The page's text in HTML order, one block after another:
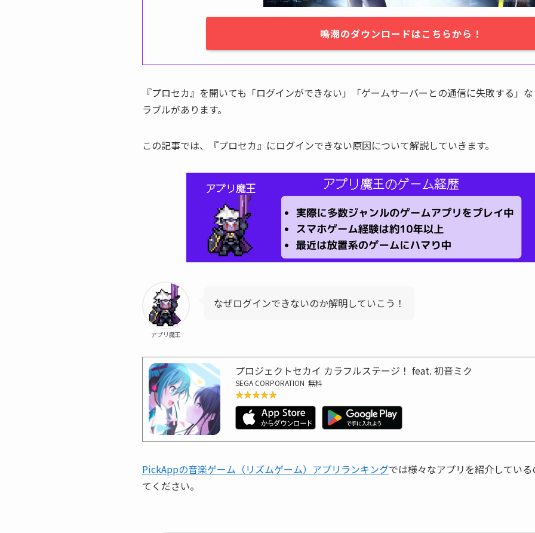
鳴潮のダウンロードはこちらから！
『プロセカ』を開いても「ログインができない」「ゲームサーバーとの通信に失敗する」
ラブルがあります。
この記事では、『プロセカ』にログインできない原因について解説していきます。
アプリ魔王
なぜログインできないのか解明していこう！
プロジェクトセカイ カラフルステージ！ feat. 初音ミク
SEGA CORPORATION 無料
★★★★★
★★★★★
PickAppの音楽ゲーム（リズムゲーム）アプリランキングでは様々なアプリを紹介してい
てください。